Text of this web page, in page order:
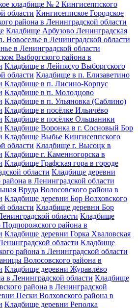
кладбище № 2 Кингисеппского
области Кингисеппское Городское
района в Ленинградской области
Кладбище Арбузово Ленинградская
Новоселье в Ленинградской области
в Ленинградской области
Выборгского района в
Кладбище в Лейпясуо Выборгского
области Кладбище в п. Елизаветино
Кладбище в п. Лисино-Корпус
Кладбище в п. Молодцово
Кладбище в п. Ульяновка (Саблино)
Кладбище в посёлке Ильичёво
Кладбище в посёлке Ольшаники
Кладбище Воронка в г. Сосновый Бор
Кладбище Выбье Кингисеппского
области Кладбище г. Высоцк в
Кладбище г. Каменногорска в
Кладбище Графская гора в городе
области Кладбище деревни
в Ленинградской области
Вруда Волосовского района в
Кладбище деревни Бор Волховского
области Кладбище деревни Бор
области Кладбище
района в
Кладбище деревни Горка Хваловская
области Кладбище
района в Ленинградской области
Волосовского района в
Кладбище деревни Журавлёво
в Ленинградской области Кладбище
района в Ленинградской
Пески Волховского района в
Кладбище деревни Реполка